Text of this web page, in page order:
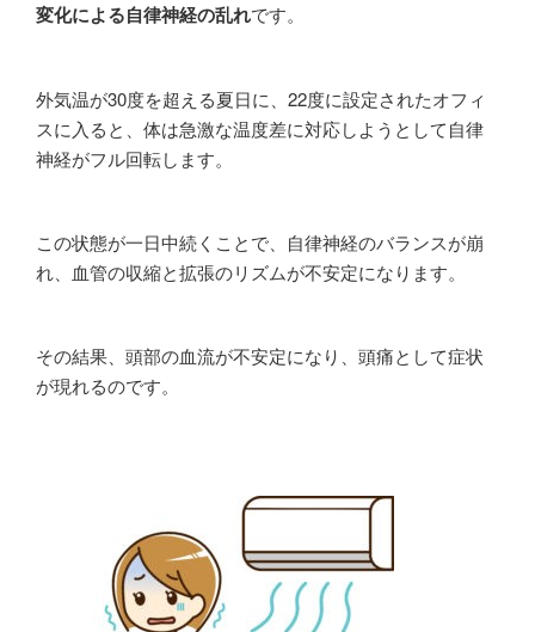
変化による自律神経の乱れです。
外気温が30度を超える夏日に、22度に設定されたオフィ
スに入ると、体は急激な温度差に対応しようとして自律
神経がフル回転します。
この状態が一日中続くことで、自律神経のバランスが崩
れ、血管の収縮と拡張のリズムが不安定になります。
その結果、頭部の血流が不安定になり、頭痛として症状
が現れるのです。